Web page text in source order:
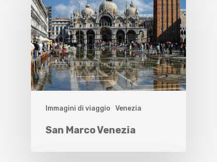
Immagini di viaggio Venezia
San Marco Venezia